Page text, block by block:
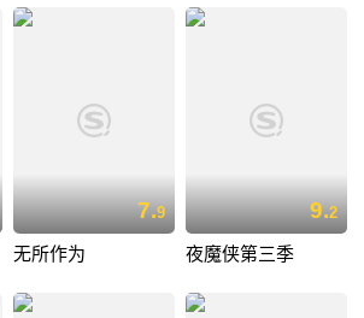
7.9
无所作为
9.2
夜魔侠第三季